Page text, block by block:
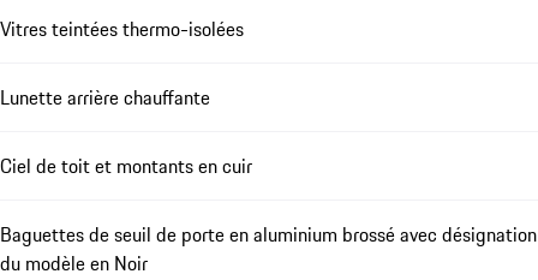
Vitres teintées thermo-isolées
Lunette arrière chauffante
Ciel de toit et montants en cuir
Baguettes de seuil de porte en aluminium brossé avec désignation
du modèle en Noir